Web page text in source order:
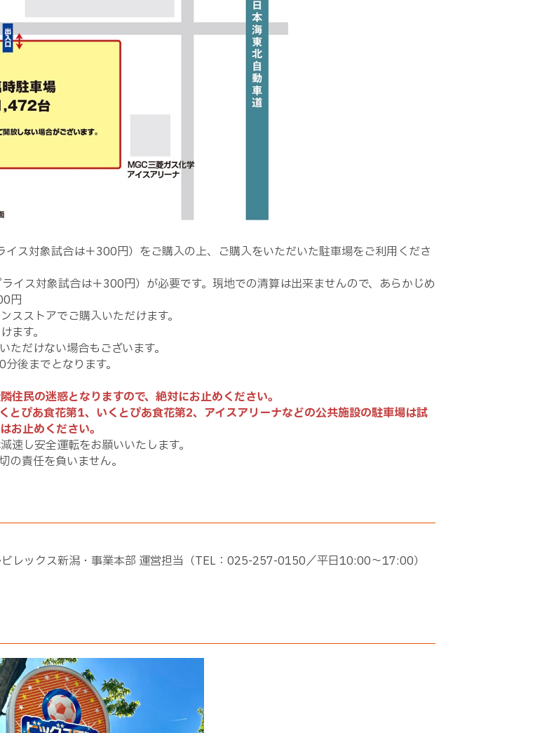
対象試合は＋300円）をご購入の上、ご購入をいただいた駐車場をご利用くださ
ス対象試合は＋300円）が必要です。現地での清算は出来ませんので、あらかじめ
円
スストアでご購入いただけます。
ます。
だけない場合もございます。
後までとなります。
民の迷惑となりますので、絶対にお止めください。
とぴあ食花第1、いくとぴあ食花第2、アイスアリーナなどの公共施設の駐車場は試
お止めください。
し安全運転をお願いいたします。
の責任を負いません。
レックス新潟・事業本部 運営担当（TEL：025-257-0150／平日10:00～17:00）